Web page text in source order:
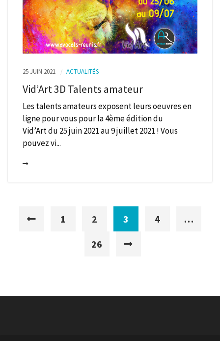
25 JUIN 2021 ACTUALITÉS
Vid’Art 3D Talents amateur
Les talents amateurs exposent leurs oeuvres en
ligne pour vous pour la 4ème édition du
Vid’Art du 25 juin 2021 au 9 juillet 2021 ! Vous
pouvez vi...
1 2 3 4 …
26